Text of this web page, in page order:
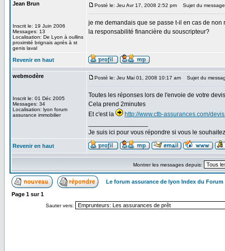
Jean Brun
Inscrit le: 19 Juin 2006
Messages: 13
Localisation: De Lyon à oullins
proximité brignais aprés à st
genis laval
Posté le: Jeu Avr 17, 2008 2:52 pm Sujet du
je me demandais que se passe t-il en cas de
la responsabilité financière du souscripteur?
Revenir en haut
webmodère
Inscrit le: 01 Déc 2005
Messages: 34
Localisation: lyon forum
assurance immobilier
Posté le: Jeu Mai 01, 2008 10:17 am Sujet du
Toutes les réponses lors de l'envoie de votre
Cela prend 2minutes
Et c'est la
http://www.ctb-assurances.com/
Je suis ici pour vous répondre si vous le
Revenir en haut
Montrer les messages depuis:
Le forum assurance de lyon Index du Forum
Page 1 sur1
Sauter vers: